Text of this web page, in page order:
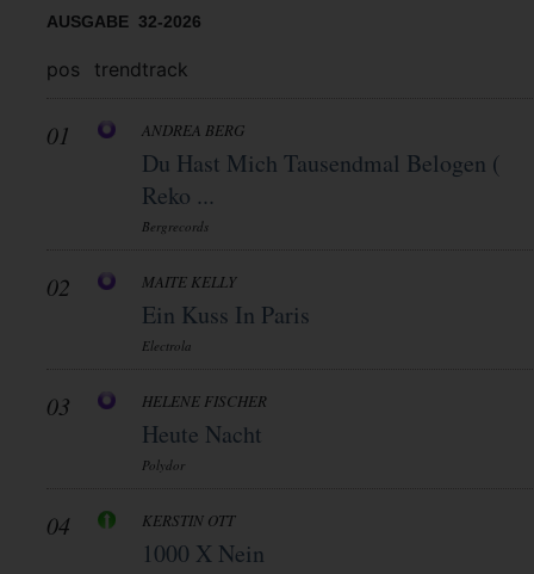
AUSGABE 32-2026
pos trendtrack
01 ANDREA BERG
Du Hast Mich Tausendmal Belogen (
Reko ...
Bergrecords
02 MAITE KELLY
Ein Kuss In Paris
Electrola
03 HELENE FISCHER
Heute Nacht
Polydor
04 KERSTIN OTT
1000 X Nein